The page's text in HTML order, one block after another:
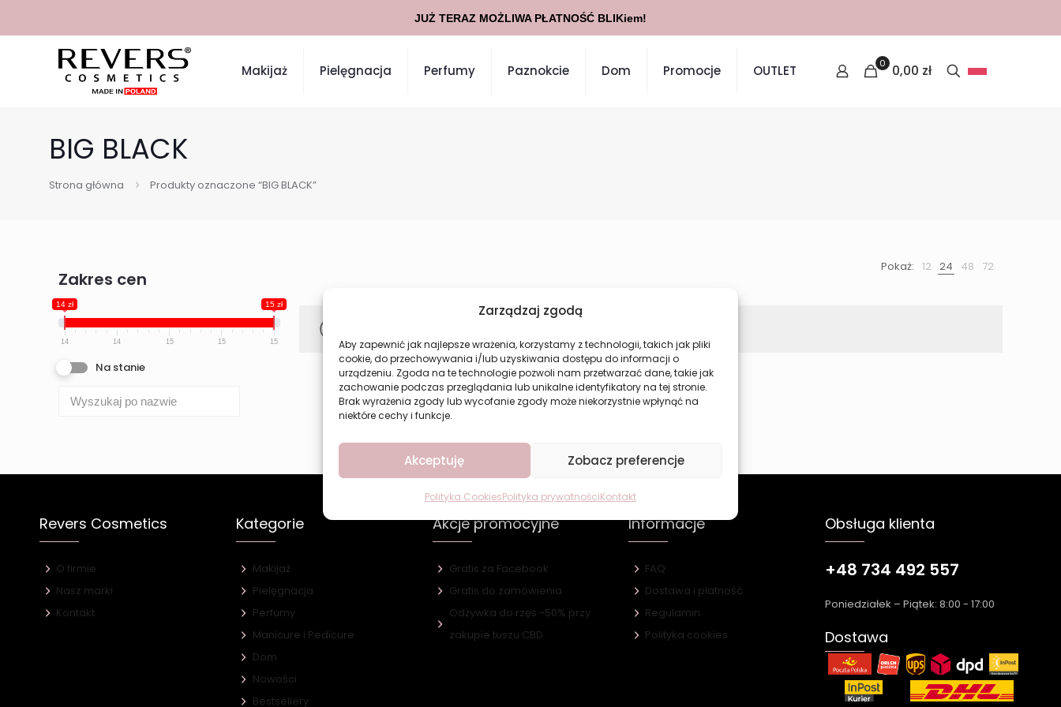
Zarządzaj zgodą
Aby zapewnić jak najlepsze wrażenia, korzystamy z technologii, takich jak pliki
cookie, do przechowywania i/lub uzyskiwania dostępu do informacji o
urządzeniu. Zgoda na te technologie pozwoli nam przetwarzać dane, takie jak
zachowanie podczas przeglądania lub unikalne identyfikatory na tej stronie.
Brak wyrażenia zgody lub wycofanie zgody może niekorzystnie wpłynąć na
niektóre cechy i funkcje.
Akceptuję Zobacz preferencje
Polityka CookiesPolityka prywatnościKontakt
Makijaż Pielęgnacja Perfumy Paznokcie Dom Promocje OUTLET 0 0,00 zł
BIG BLACK
Strona główna Produkty oznaczone “BIG BLACK”
Zakres cen
14 zł 15 zł
14 14 15 15 15
Na stanie
Pokaż: 12 24 48 72
Revers Cosmetics
O firmie
Nasz marki
Kontakt
Kategorie
Makijaż
Pielęgnacja
Perfumy
Manicure i Pedicure
Dom
Nowości
Bestsellery
Akcje promocyjne
Gratis za Facebook
Gratis do zamówienia
Odżywka do rzęs -50% przy
zakupie tuszu CBD
Informacje
FAQ
Dostawa i płatność
Regulamin
Polityka cookies
Obsługa klienta
+48 734 492 557
Poniedziałek – Piątek: 8:00 - 17:00
Dostawa
JUŻ TERAZ MOŻLIWA PŁATNOŚĆ BLIKiem!